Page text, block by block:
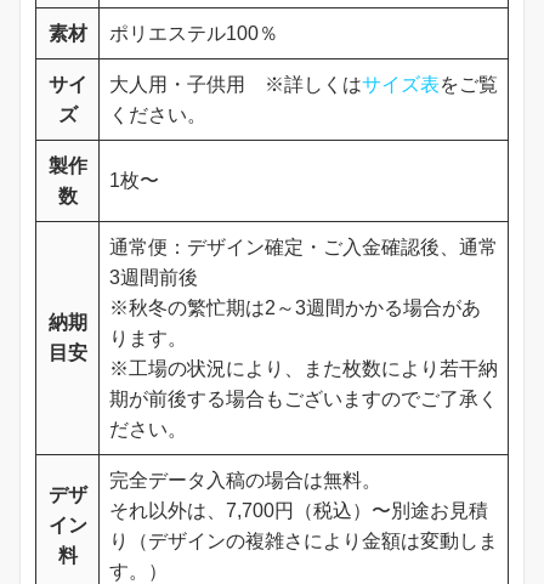
素材 ポリエステル100％
サイ
ズ
大人用・子供用 ※詳しくはサイズ表をご覧
ください。
製作
数
1枚〜
納期
目安
通常便：デザイン確定・ご入金確認後、通常
3週間前後
※秋冬の繁忙期は2～3週間かかる場合があ
ります。
※工場の状況により、また枚数により若干納
期が前後する場合もございますのでご了承く
ださい。
デザ
イン
料
完全データ入稿の場合は無料。
それ以外は、7,700円（税込）〜別途お見積
り（デザインの複雑さにより金額は変動しま
す。）